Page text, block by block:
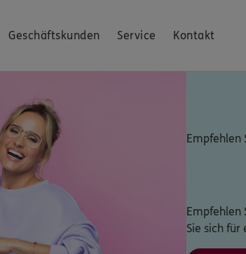
Geschäftskunden Service Kontakt
Empfehlen
Empfehlen
Sie sich